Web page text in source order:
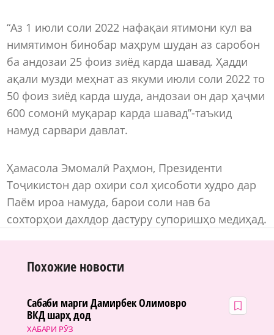
“Аз 1 июли соли 2022 нафақаи ятимони кул ва
нимятимон бинобар маҳрум шудан аз саробон
ба андозаи 25 фоиз зиёд карда шавад. Ҳадди
ақали музди меҳнат аз якуми июли соли 2022 то
50 фоиз зиёд карда шуда, андозаи он дар ҳаҷми
600 сомонӣ муқарар карда шавад”-таъкид
намуд сарвари давлат.
Ҳамасола Эмомалӣ Раҳмон, Президенти
Тоҷикистон дар охири сол ҳисоботи худро дар
Паём ироа намуда, барои соли нав ба
сохторҳои дахлдор дастуру супоришҳо медиҳад.
Похожие новости
ХАБАРИ РӮЗ
Сабаби марги Дамирбек Олимовро
ВКД шарҳ дод